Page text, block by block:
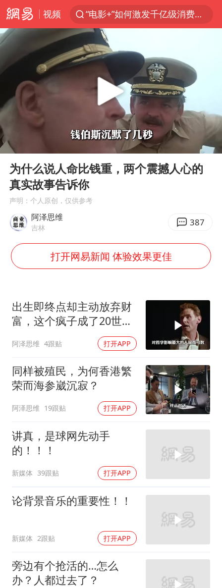
视频
“电影+”如何激发千亿级消费新活力？
胡塞武装袭击也门政府军军营
台风白海豚中心风力增强
四川宜宾高县4.9级地震致1死
向鹏0-3不敌张本智和
“新疆阿勒泰八月能滑雪”不实
刘国正说向鹏打得很窝囊
山东一元代青花杯离奇失踪
我国外贸延续良好增长态势
宇树科技中一签需缴款7.54万元
国防部：中国军队坚决反制任何闹海挑衅图谋
陈幸同晋级WTT横滨冠军赛8强
两名乘客在飞机上因调节座椅起冲突
女儿为争财产堵门阻挠父亲出殡
夯实基础开新局
Play
03:53
为什么说人命比钱重，两个震撼人心的
真实故事告诉你
声明：个人原创，仅供参考
阿泽思维
吉林 387
打开网易新闻 体验效果更佳
出生即终点却主动放弃财
富，这个疯子成了20世纪
阿泽思维 4跟贴 打开APP
同样被殖民，为何香港繁
荣而海参崴沉寂？
阿泽思维 19跟贴 打开APP
讲真，是球网先动手
的！！！
新媒体 39跟贴 打开APP
论背景音乐的重要性！！
新媒体 2跟贴 打开APP
旁边有个抢活的…怎么
办？人都过去了？